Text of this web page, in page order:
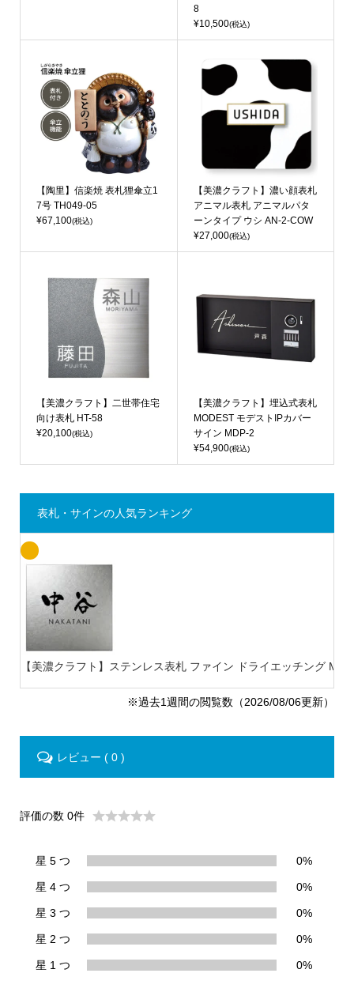
8
¥10,500(税込)
【陶里】信楽焼 表札狸傘立1
7号 TH049-05
¥67,100(税込)
【美濃クラフト】濃い顔表札
アニマル表札 アニマルパタ
ーンタイプ ウシ AN-2-COW
¥27,000(税込)
【美濃クラフト】二世帯住宅
向け表札 HT-58
¥20,100(税込)
【美濃クラフト】埋込式表札
MODEST モデストIPカバー
サイン MDP-2
¥54,900(税込)
表札・サインの人気ランキング
【美濃クラフト】ステンレス表札 ファイン ドライエッチング MB-
※過去1週間の閲覧数（2026/08/06更新）
レビュー ( 0 )
評価の数 0件
星 5 つ 0%
星 4 つ 0%
星 3 つ 0%
星 2 つ 0%
星 1 つ 0%